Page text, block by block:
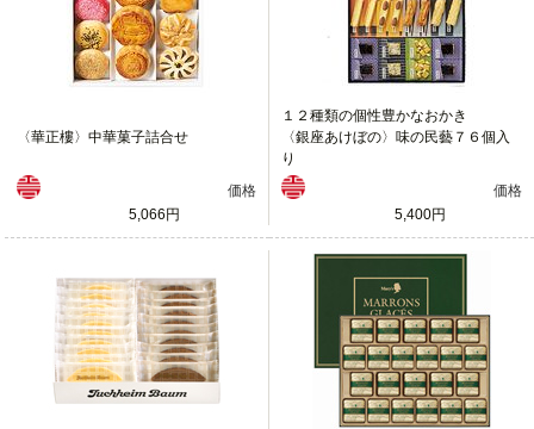
〈華正樓〉中華菓子詰合せ
価格
5,066円
１２種類の個性豊かなおかき
〈銀座あけぼの〉味の民藝７６個入
り
価格
5,400円